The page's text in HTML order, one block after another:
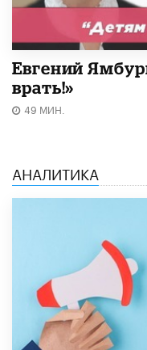
Евгений
врать!»
49 МИН.
АНАЛИТИКА